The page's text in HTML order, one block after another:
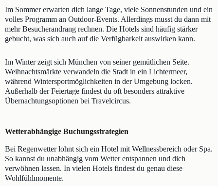
Im Sommer erwarten dich lange Tage, viele Sonnenstunden und ein
volles Programm an Outdoor-Events. Allerdings musst du dann mit
mehr Besucherandrang rechnen. Die Hotels sind häufig stärker
gebucht, was sich auch auf die Verfügbarkeit auswirken kann.
Im Winter zeigt sich München von seiner gemütlichen Seite.
Weihnachtsmärkte verwandeln die Stadt in ein Lichtermeer,
während Wintersportmöglichkeiten in der Umgebung locken.
Außerhalb der Feiertage findest du oft besonders attraktive
Übernachtungsoptionen bei Travelcircus.
Wetterabhängige Buchungsstrategien
Bei Regenwetter lohnt sich ein Hotel mit Wellnessbereich oder Spa.
So kannst du unabhängig vom Wetter entspannen und dich
verwöhnen lassen. In vielen Hotels findest du genau diese
Wohlfühlmomente.